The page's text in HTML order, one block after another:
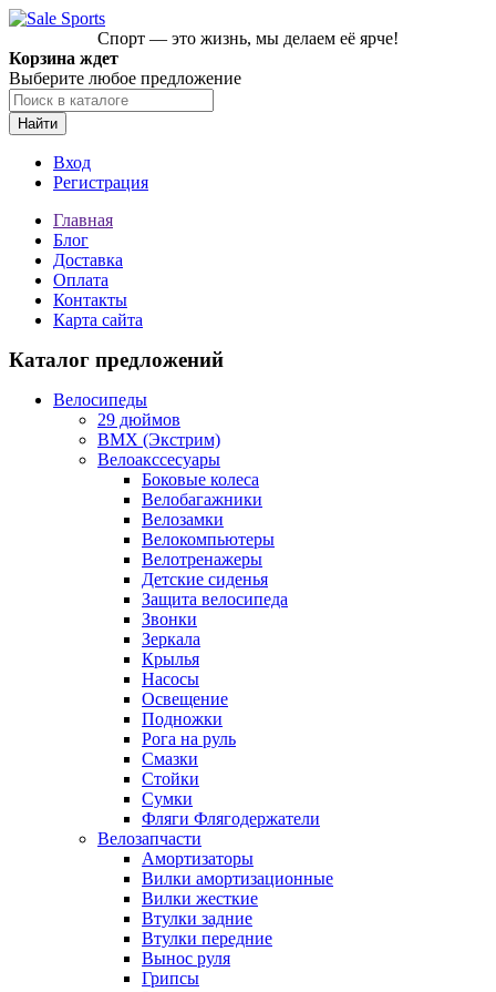
Спорт — это жизнь, мы делаем её ярче!
Корзина ждет
Выберите любое предложение
Найти
Вход
Регистрация
Главная
Блог
Доставка
Оплата
Контакты
Карта сайта
Каталог предложений
Велосипеды
29 дюймов
BMX (Экстрим)
Велоакссесуары
Боковые колеса
Велобагажники
Велозамки
Велокомпьютеры
Велотренажеры
Детские сиденья
Защита велосипеда
Звонки
Зеркала
Крылья
Насосы
Освещение
Подножки
Рога на руль
Смазки
Стойки
Сумки
Фляги Флягодержатели
Велозапчасти
Амортизаторы
Вилки амортизационные
Вилки жесткие
Втулки задние
Втулки передние
Вынос руля
Грипсы